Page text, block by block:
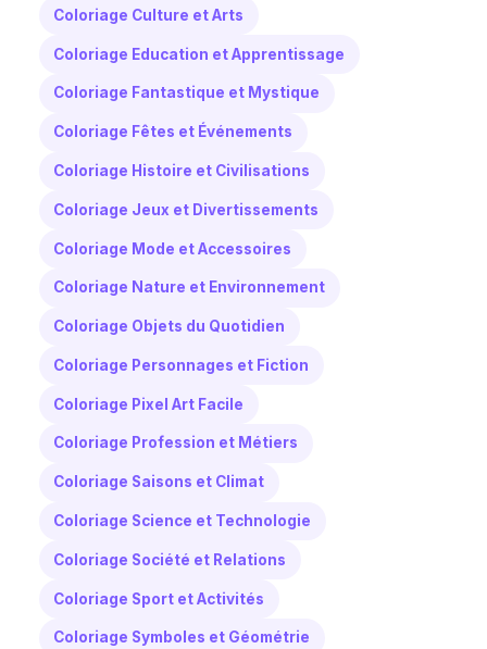
Coloriage Culture et Arts
Coloriage Education et Apprentissage
Coloriage Fantastique et Mystique
Coloriage Fêtes et Événements
Coloriage Histoire et Civilisations
Coloriage Jeux et Divertissements
Coloriage Mode et Accessoires
Coloriage Nature et Environnement
Coloriage Objets du Quotidien
Coloriage Personnages et Fiction
Coloriage Pixel Art Facile
Coloriage Profession et Métiers
Coloriage Saisons et Climat
Coloriage Science et Technologie
Coloriage Société et Relations
Coloriage Sport et Activités
Coloriage Symboles et Géométrie